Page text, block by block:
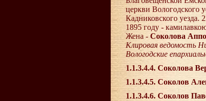
церкви Вологодского
Кадниковского уезда.
1895 году -
Жена - Соколова
Клировая ведомость
Вологодские
1.1.3.4.4. Соколова
1.1.3.4.5. Соколов
1.1.3.4.6. Соколов